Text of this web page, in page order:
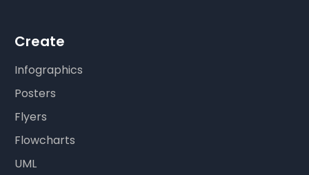
Create
Infographics
Posters
Flyers
Flowcharts
UML